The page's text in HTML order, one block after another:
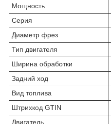
Мощность
Серия
Диаметр фрез
Тип двигателя
Ширина обработки
Задний ход
Вид топлива
Штрихкод GTIN
Двигатель